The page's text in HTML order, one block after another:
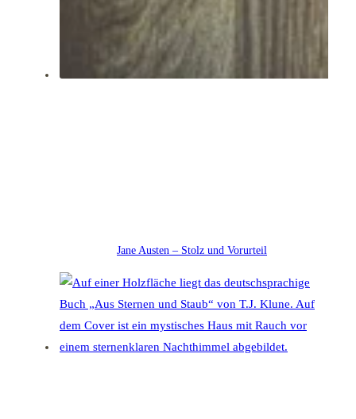
Jane Austen – Stolz und Vorurteil